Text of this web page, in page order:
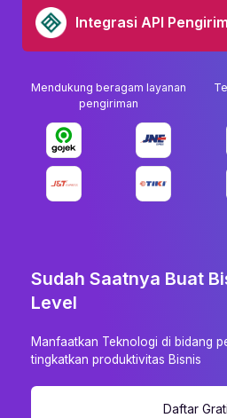
Integrasi API
Mendukung beragam layanan
pengiriman
Sudah Saatnya Buat
Level
Manfaatkan Teknologi di bidang
tingkatkan produktivitas Bisnis
Daftar